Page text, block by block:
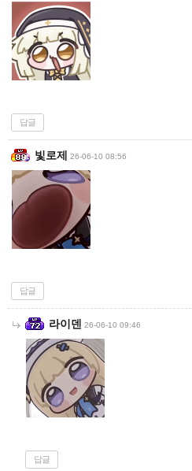
답글
빛로제 26-06-10 08:56
답글
라이덴 26-06-10 09:46
답글